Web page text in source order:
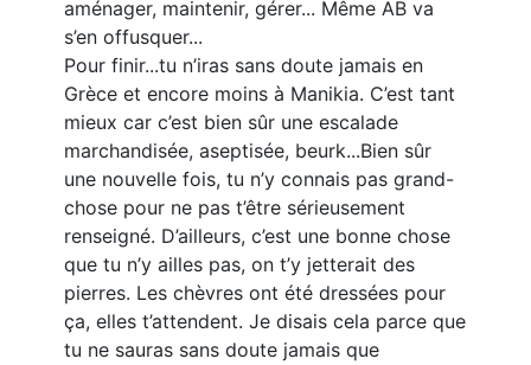
aménager, maintenir, gérer... Même AB va
s’en offusquer...
Pour finir...tu n’iras sans doute jamais en
Grèce et encore moins à Manikia. C’est tant
mieux car c’est bien sûr une escalade
marchandisée, aseptisée, beurk...Bien sûr
une nouvelle fois, tu n’y connais pas grand-
chose pour ne pas t’être sérieusement
renseigné. D’ailleurs, c’est une bonne chose
que tu n’y ailles pas, on t’y jetterait des
pierres. Les chèvres ont été dressées pour
ça, elles t’attendent. Je disais cela parce que
tu ne sauras sans doute jamais que